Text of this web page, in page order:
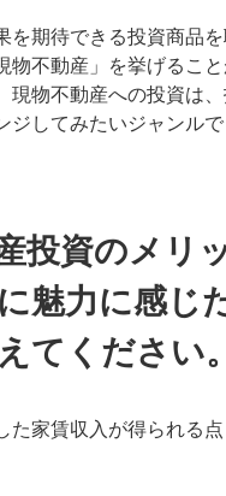
を期待できる投資商品
物不動産」を挙げるこ
現物不動産への投資は
ジしてみたいジャンル
投資のメリ
魅力に感じ
てください。
た家賃収入が得られる